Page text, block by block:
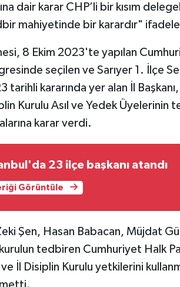
dair karar CHP’li bir kısım
mahiyetinde bir karardır"
8 Ekim 2023'te yapılan
seçilen ve Sarıyer 1. İlçe
tarihli kararında yer alan İl
Kurulu Asıl ve Yedek Üyelerinin
karar verdi.
23 ilçe başkanı atandı
Görüntüle
Şen, Hasan Babacan, Müjdat
tedbiren Cumhuriyet Halk
ve İl Disiplin Kurulu yetkilerini